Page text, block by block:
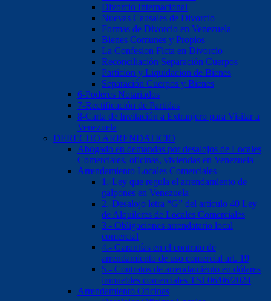
Divorcio Internacional
Nuevas Causales de Divorcio
Formas de Divorcio en Venezuela
Bienes Comunes y Propios
La Confesion Ficta en Divorcio
Reconciliación Separación Cuerpos
Particion y Liquidacion de Bienes
Separación Cuerpos y Bienes
6-Poderes Notariados
7-Rectificación de Partidas
8-Carta de Invitación a Extranjero para Visitar a
Venezuela
DERECHO ARRENDATICIO
Abogado en demandas por desalojos de Locales
Comerciales, oficinas, viviendas en Venezuela
Arrendamiento Locales Comerciales
1.-Ley que regula el arrendamiento de
galpones en Venezuela
2.-Desalojo letra “G” del artículo 40 Ley
de Alquileres de Locales Comerciales
3.- Obligaciones arrendatario local
comercial
4.- Garantías en el contrato de
arrendamiento de uso comercial art. 19
5.- Contratos de arrendamiento en dólares
inmuebles comerciales TSJ 06/06/2024
Arrendamiento Oficinas